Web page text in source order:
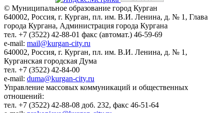
© Муниципальное образование город Курган
640002, Россия, г. Курган, пл. им. В.И. Ленина, д. № 1, Глава
города Кургана, Администрация города Кургана
тел. +7 (3522) 42-88-01 факс (автомат.) 46-59-69
e-mail: mail@kurgan-city.ru
640002, Россия, г. Курган, пл. им. В.И. Ленина, д. № 1,
Курганская городская Дума
тел. +7 (3522) 42-84-00
e-mail: duma@kurgan-city.ru
Управление массовых коммуникаций и общественных
отношений:
тел. +7 (3522) 42-88-08 доб. 232, факс 46-51-64